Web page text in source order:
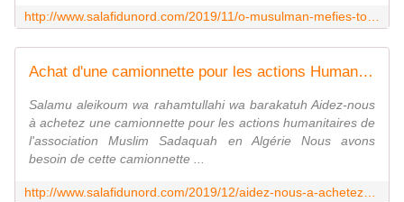
Achat d'une camionnette pour les actions Humanitaires en Algérie - Salafidunord
Salamu aleikoum wa rahamtullahi wa barakatuh Aidez-nous
à achetez une camionnette pour les actions humanitaires de
l'association Muslim Sadaquah en Algérie Nous avons
besoin de cette camionnette ...